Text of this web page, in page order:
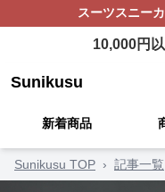
スーツスニー
10,000円
Sunikusu
新着商品
Sunikusu TOP › 記事一覧